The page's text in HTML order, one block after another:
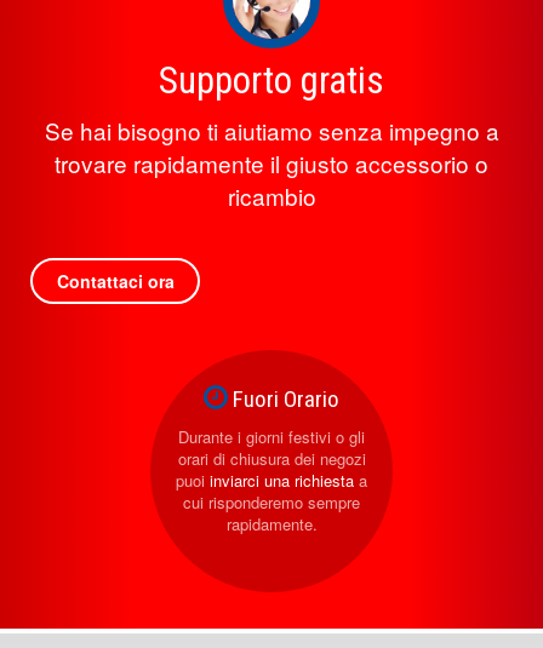
Supporto gratis
Se hai bisogno ti aiutiamo senza impegno a
trovare rapidamente il giusto accessorio o
ricambio
Contattaci ora
Fuori Orario
Durante i giorni festivi o gli
orari di chiusura dei negozi
puoi inviarci una richiesta a
cui risponderemo sempre
rapidamente.